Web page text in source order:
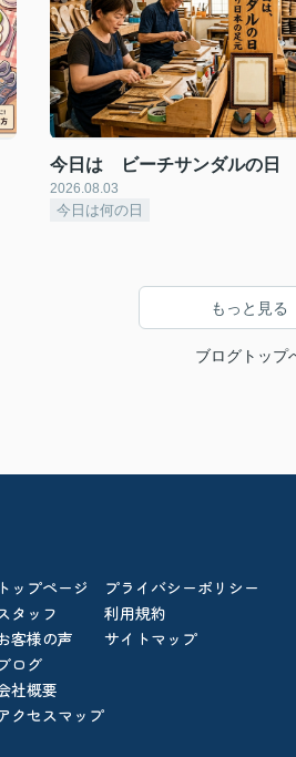
今日は ビーチサンダルの日
2026.08.03
今日は何の日
もっと見る
ブログトップ
トップページ
タッフ
客様の声
ログ
社概要
クセスマップ
プライバシーポリシー
利用規約
サイトマップ